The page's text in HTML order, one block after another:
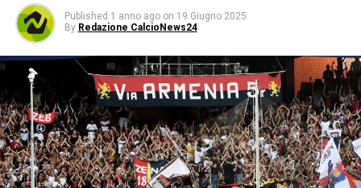
Published 1 anno ago on 19 Giugno 2025
By Redazione CalcioNews24